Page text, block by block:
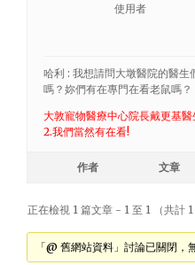
使用者
哈利 : 我想請問大墩醫院的醫
嗎？妳們有在專門在看老鼠嗎？
大敦寵物醫療中心院長戴更基醫
2.我們當然有在看!
作者 文章
正在檢視 1 篇文章 - 1 至 1 （共計 1
「@ 舊網站資料」討論已關閉，